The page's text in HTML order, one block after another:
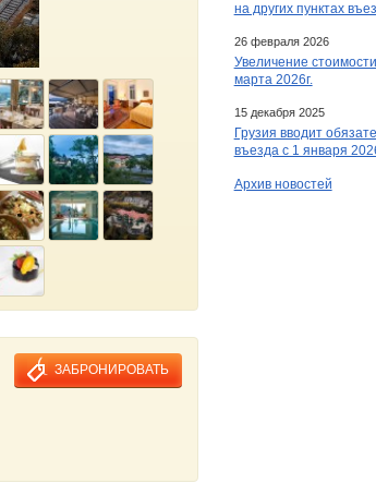
ЗАБРОНИРОВАТЬ
на других пунктах
26 февраля 2026
Увеличение
марта 2026г.
15 декабря 2025
Грузия вводит
въезда с 1 января
Архив новостей